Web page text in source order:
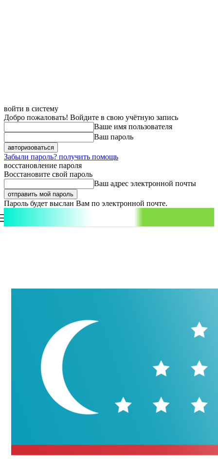
войти в систему
Добро пожаловать! Войдите в свою учётную запись
Ваше имя пользователя
Ваш пароль
Забыли пароль? получить помощь
восстановление пароля
Восстановите свой пароль
Ваш адрес электронной почты
Пароль будет выслан Вам по электронной почте.